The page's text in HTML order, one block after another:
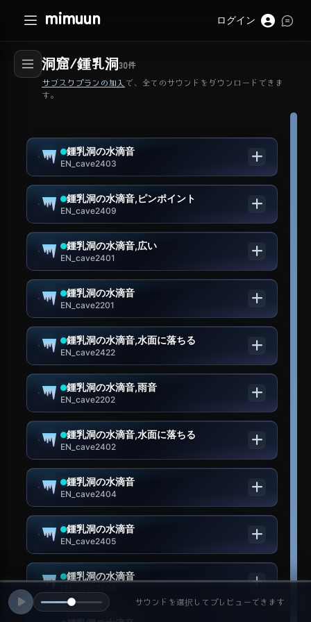
洞窟/鍾乳洞30件
サブスクプランの加入 で、全てのサウンドをダウンロードできま
す。
鍾乳洞の水滴音
EN_cave2403
鍾乳洞の水滴音,ピンポイント
EN_cave2409
鍾乳洞の水滴音,広い
EN_cave2401
鍾乳洞の水滴音
EN_cave2201
鍾乳洞の水滴音,水面に落ちる
EN_cave2422
鍾乳洞の水滴音,雨音
EN_cave2202
鍾乳洞の水滴音,水面に落ちる
EN_cave2402
鍾乳洞の水滴音
EN_cave2404
鍾乳洞の水滴音
EN_cave2405
鍾乳洞の水滴音
サウンドを選択してプレビューできます
mimuun ログイン